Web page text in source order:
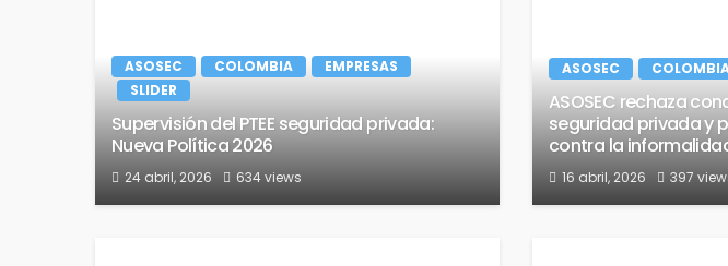
ASOSEC COLOMBIA
EMPRESAS
SLIDER
Supervisión del PTEE seguridad privada:
Nueva Política 2026
24 abril, 2026 634 views
ASOSEC
ASOSEC rechaza
seguridad privada y
contra la
16 abril, 2026 397